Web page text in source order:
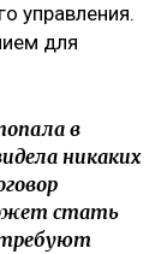
управления.
для
в
никаких
стать
требуют